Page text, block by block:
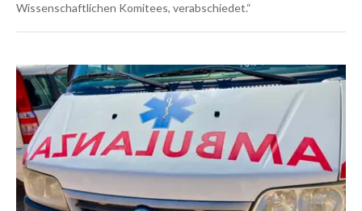
Wissenschaftlichen Komitees, verabschiedet.“